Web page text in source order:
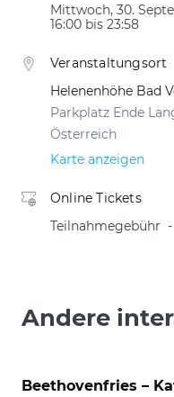
Mittwoch, 30.
16:00 bis 23:58
Veranstaltungsort
Helenenhöhe Bad
Parkplatz Ende
Österreich
Karte anzeigen
Online Tickets
Teilnahmegebühr
Andere
Beethovenfries –